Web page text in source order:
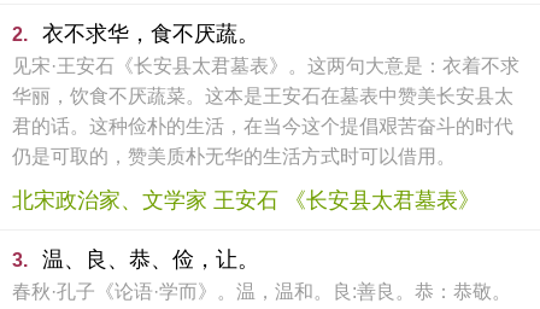
2. 衣不求华，食不厌蔬。
见宋·王安石《长安县太君墓表》。这两句大意是：衣着不求
华丽，饮食不厌蔬菜。这本是王安石在墓表中赞美长安县太
君的话。这种俭朴的生活，在当今这个提倡艰苦奋斗的时代
仍是可取的，赞美质朴无华的生活方式时可以借用。
北宋政治家、文学家 王安石 《长安县太君墓表》
3. 温、良、恭、俭，让。
春秋·孔子《论语·学而》。温，温和。良:善良。恭：恭敬。